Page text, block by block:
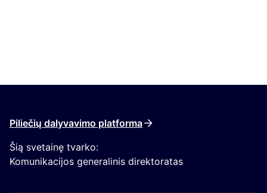
Piliečių dalyvavimo platforma
Šią svetainę tvarko:
Komunikacijos generalinis direktoratas